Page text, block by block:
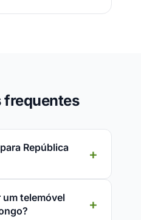
frequentes
República
um telemóvel